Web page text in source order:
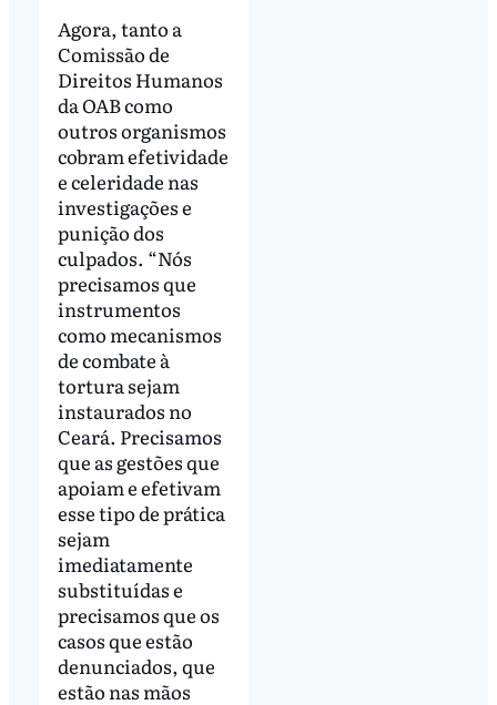
Agora, tanto a
Comissão de
Direitos Humanos
da OAB como
outros organismos
cobram efetividade
e celeridade nas
investigações e
punição dos
culpados. “Nós
precisamos que
instrumentos
como mecanismos
de combate à
tortura sejam
instaurados no
Ceará. Precisamos
que as gestões que
apoiam e efetivam
esse tipo de prática
sejam
imediatamente
substituídas e
precisamos que os
casos que estão
denunciados, que
estão nas mãos